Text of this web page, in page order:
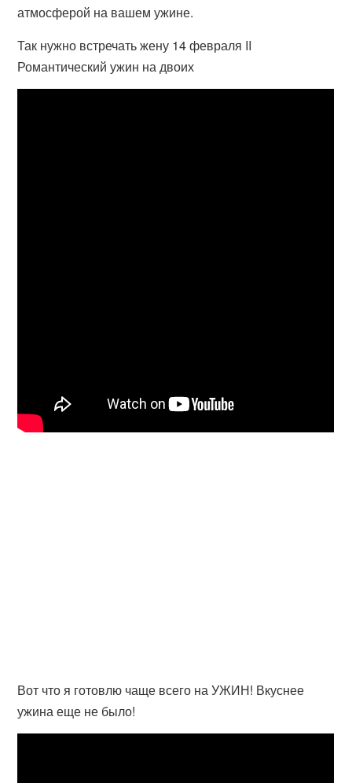
атмосферой на вашем ужине.
Так нужно встречать жену 14 февраля II
Романтический ужин на двоих
Вот что я готовлю чаще всего на УЖИН! Вкуснее
ужина еще не было!